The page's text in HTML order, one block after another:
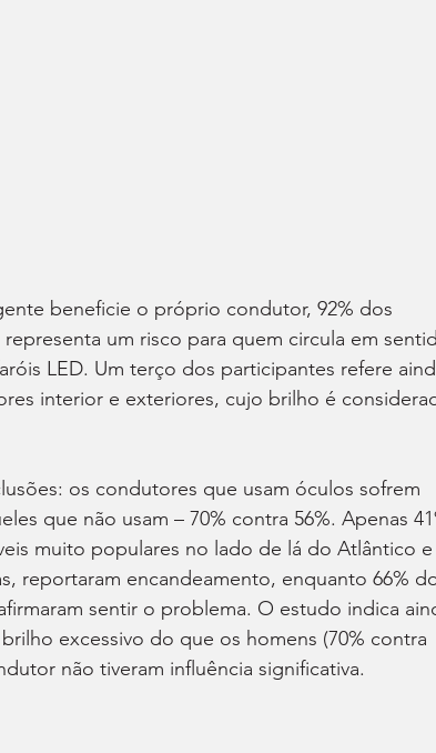
beneficie o próprio condutor, 92% dos
um risco para quem circula em
LED. Um terço dos participantes refere
interior e exteriores, cujo brilho é
os condutores que usam óculos sofrem
que não usam – 70% contra 56%. Apenas
muito populares no lado de lá do Atlântico e
reportaram encandeamento, enquanto 66%
sentir o problema. O estudo indica
excessivo do que os homens (70% contra
não tiveram influência significativa.